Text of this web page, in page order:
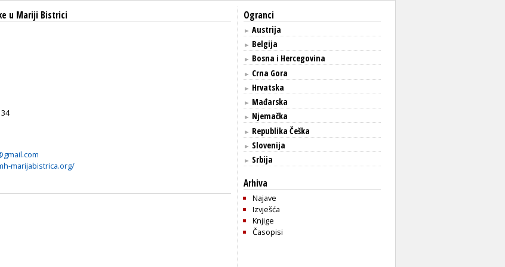
u Mariji Bistrici
marijabistrica.org/
Ogranci
► Austrija
► Belgija
► Bosna i Hercegovina
► Crna Gora
► Hrvatska
► Mađarska
► Njemačka
► Republika Češka
► Slovenija
► Srbija
Arhiva
Najave
Izvješća
Knjige
Časopisi